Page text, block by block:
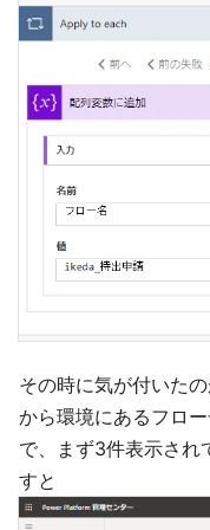
その時に気が付いた
から環境にあるフロ
で、まず3件表示され
すと